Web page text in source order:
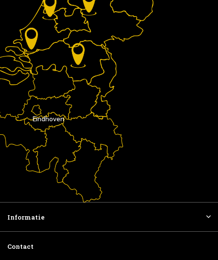
Eindhoven
Informatie
Contact